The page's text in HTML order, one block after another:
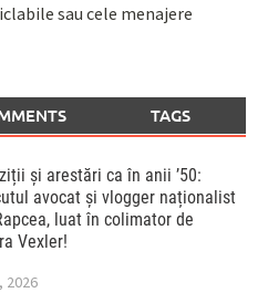
sau cele menajere
TAGS
și arestări ca în anii ’50:
avocat și vlogger naționalist
luat în colimator de
Vexler!
2026